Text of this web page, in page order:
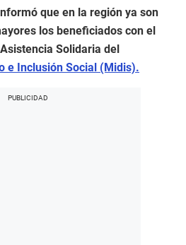
que en la región ya son
los beneficiados con el
Solidaria del
e Inclusión Social (Midis).